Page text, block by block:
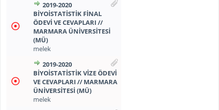
2019-2020
BİYOİSTATİSTİK FİNAL
ÖDEVİ VE CEVAPLARI //
MARMARA ÜNİVERSİTESİ
(MÜ)
melek
2019-2020
BİYOİSTATİSTİK VİZE ÖDEVİ
VE CEVAPLARI // MARMARA
ÜNİVERSİTESİ (MÜ)
melek